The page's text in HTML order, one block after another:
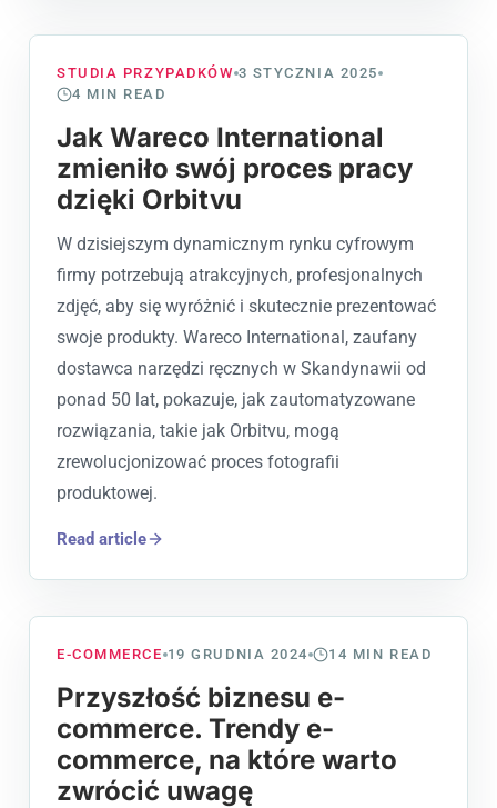
STUDIA PRZYPADKÓW 3 STYCZNIA 2025
4 MIN READ
Jak Wareco International
zmieniło swój proces pracy
dzięki Orbitvu
W dzisiejszym dynamicznym rynku cyfrowym
firmy potrzebują atrakcyjnych, profesjonalnych
zdjęć, aby się wyróżnić i skutecznie prezentować
swoje produkty. Wareco International, zaufany
dostawca narzędzi ręcznych w Skandynawii od
ponad 50 lat, pokazuje, jak zautomatyzowane
rozwiązania, takie jak Orbitvu, mogą
zrewolucjonizować proces fotografii
produktowej.
Read article
E-COMMERCE 19 GRUDNIA 2024 14 MIN READ
Przyszłość biznesu e-
commerce. Trendy e-
commerce, na które warto
zwrócić uwagę